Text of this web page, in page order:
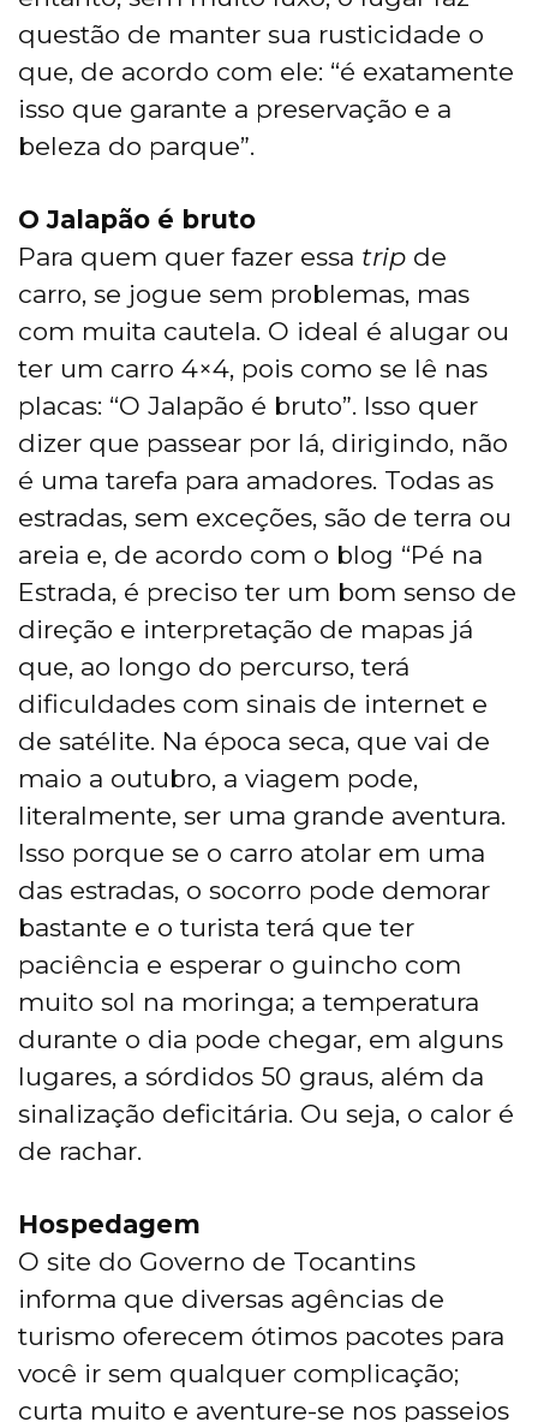
questão de manter sua rusticidade o
que, de acordo com ele: “é exatamente
isso que garante a preservação e a
beleza do parque”.
O Jalapão é bruto
Para quem quer fazer essa trip de
carro, se jogue sem problemas, mas
com muita cautela. O ideal é alugar ou
ter um carro 4×4, pois como se lê nas
placas: “O Jalapão é bruto”. Isso quer
dizer que passear por lá, dirigindo, não
é uma tarefa para amadores. Todas as
estradas, sem exceções, são de terra ou
areia e, de acordo com o blog “Pé na
Estrada, é preciso ter um bom senso de
direção e interpretação de mapas já
que, ao longo do percurso, terá
dificuldades com sinais de internet e
de satélite. Na época seca, que vai de
maio a outubro, a viagem pode,
literalmente, ser uma grande aventura.
Isso porque se o carro atolar em uma
das estradas, o socorro pode demorar
bastante e o turista terá que ter
paciência e esperar o guincho com
muito sol na moringa; a temperatura
durante o dia pode chegar, em alguns
lugares, a sórdidos 50 graus, além da
sinalização deficitária. Ou seja, o calor é
de rachar.
Hospedagem
O site do Governo de Tocantins
informa que diversas agências de
turismo oferecem ótimos pacotes para
você ir sem qualquer complicação;
curta muito e aventure-se nos passeios